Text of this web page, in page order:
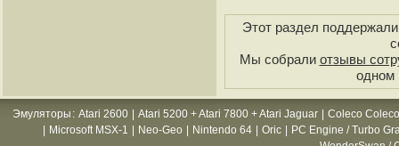
Этот раздел
Мы собрали отзывы
одном
Эмуляторы : Atari 2600 Atari 5200 + Atari 7800 + Atari Jaguar
Coleco
Microsoft MSX-1 Neo-Geo Nintendo 64 Oric
PC Engine / Turbo